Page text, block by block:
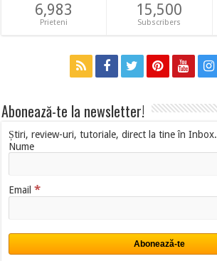
6,983
Prieteni
15,500
Subscribers
Abonează-te la newsletter!
Știri, review-uri, tutoriale, direct la tine în Inbox.
Nume
Email*